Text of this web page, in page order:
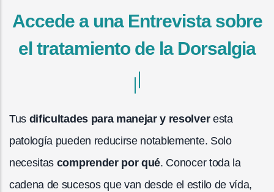
Accede a una Entrevista sobre
el tratamiento de la Dorsalgia
Tus dificultades para manejar y resolveresta
patología pueden reducirse notablemente. Solo
necesitas comprender por qué. Conocer toda la
cadena de sucesos que van desde el estilo de vída,